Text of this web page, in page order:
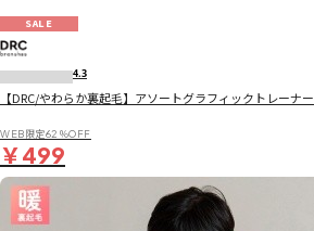
SALE
4.3
【DRC/やわらか裏起毛】アソートグラフィックトレーナー
WEB限定62％OFF
￥499